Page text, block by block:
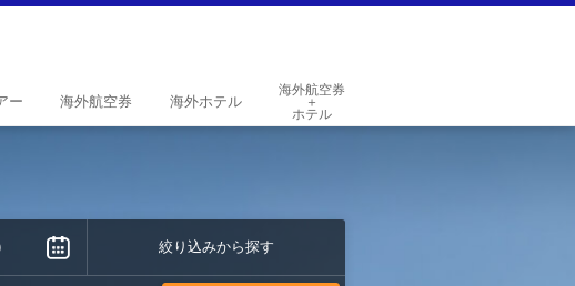
ー 海外航空券 海外ホテル
海外航空券
＋
ホテル
絞り込みから探す